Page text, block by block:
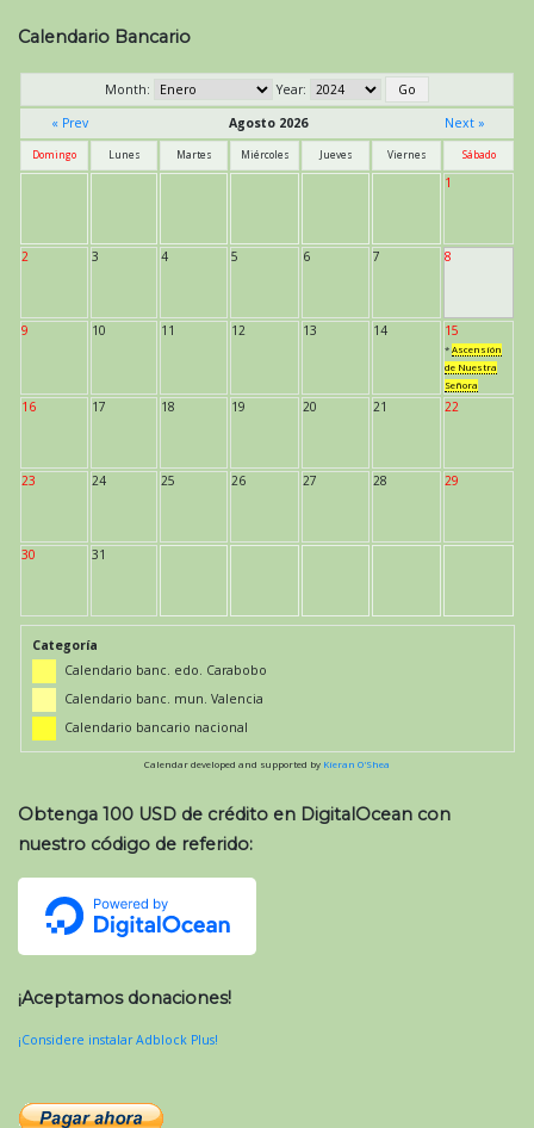
de
entradas
Calendario Bancario
Month:
Year:
« Prev
Agosto 2026 Next »
Domingo Lunes Martes Miércoles Jueves Viernes Sábado
1
2 3 4 5 6 7 8
9 10 11 12 13 14 15
* Ascensión
de Nuestra
Señora
16 17 18 19 20 21 22
23 24 25 26 27 28 29
30 31
Categoría
Calendario banc. edo. Carabobo
Calendario banc. mun. Valencia
Calendario bancario nacional
Calendar developed and supported by Kieran O'Shea
Obtenga 100 USD de crédito en DigitalOcean con
nuestro código de referido:
¡Aceptamos donaciones!
¡Considere instalar Adblock Plus!